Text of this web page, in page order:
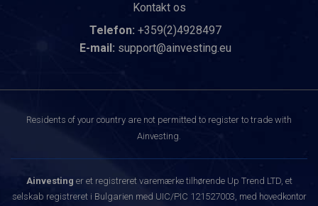
Kontakt os
Telefon: +359(2)4928497
E-mail: support@ainvesting.eu
Residents of your country are not permitted to register to trade with
Ainvesting.
Ainvesting er et registreret varemærke tilhørende Up Trend LTD, et
selskab registreret i Bulgarien med UIC/PIC 121527003, med hovedkontor